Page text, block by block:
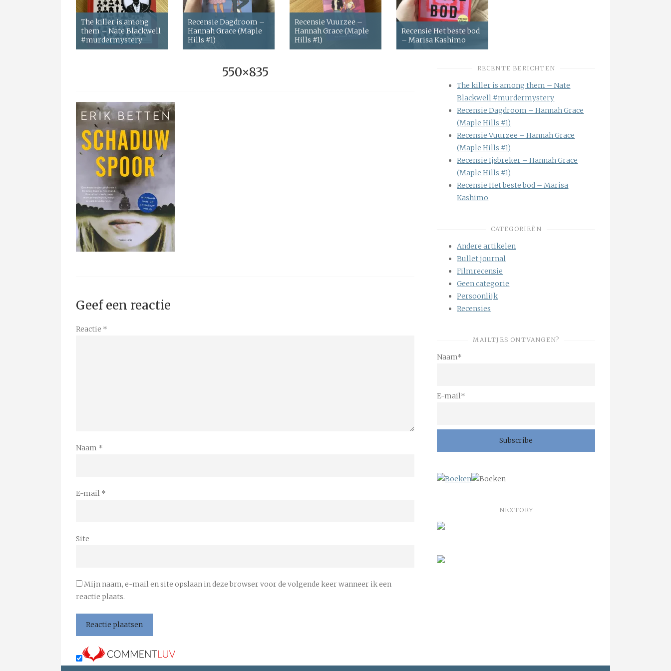
The killer is among
them – Nate Blackwell
#murdermystery
Recensie Dagdroom –
Hannah Grace (Maple
Hills #1)
Recensie Vuurzee –
Hannah Grace (Maple
Hills #1)
Recensie Het beste bod
– Marisa Kashimo
550×835
Geef een reactie
Reactie *
Naam *
E-mail *
Site
Mijn naam, e-mail en site opslaan in deze browser voor de volgende keer wanneer ik een
reactie plaats.
RECENTE BERICHTEN
The killer is among them – Nate
Blackwell #murdermystery
Recensie Dagdroom – Hannah Grace
(Maple Hills #1)
Recensie Vuurzee – Hannah Grace
(Maple Hills #1)
Recensie Ijsbreker – Hannah Grace
(Maple Hills #1)
Recensie Het beste bod – Marisa
Kashimo
CATEGORIEËN
Andere artikelen
Bullet journal
Filmrecensie
Geen categorie
Persoonlijk
Recensies
MAILTJES ONTVANGEN?
Naam*
E-mail*
NEXTORY